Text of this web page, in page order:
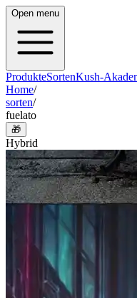
Open menu
ProdukteSortenKush-
Home/
sorten/
fuelato
🎁
Hybrid